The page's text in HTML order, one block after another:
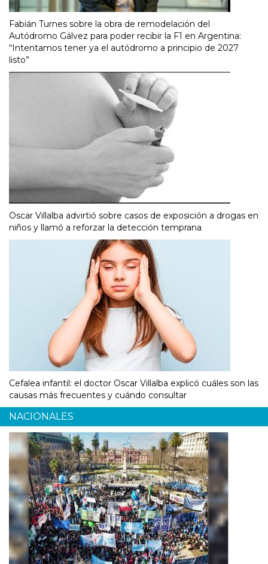
Fabián Turnes sobre la obra de remodelación del
Autódromo Gálvez para poder recibir la F1 en Argentina:
“Intentamos tener ya el autódromo a principio de 2027
listo”
Oscar Villalba advirtió sobre casos de exposición a drogas en
niños y llamó a reforzar la detección temprana
Cefalea infantil: el doctor Oscar Villalba explicó cuáles son las
causas más frecuentes y cuándo consultar
NACIONALES